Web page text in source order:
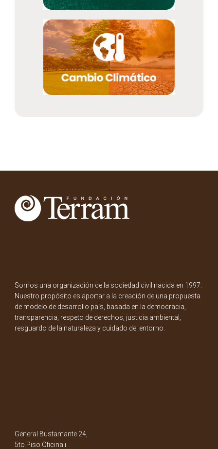
Somos una organización de la sociedad civil nacida en 1997.
Nuestro propósito es aportar a la creación de una propuesta
de modelo de desarrollo país, basada en la democracia,
transparencia, respeto de derechos, justicia ambiental,
resguardo de la naturaleza y cuidado del entorno.
General Bustamante 24,
5to Piso Oficina i.